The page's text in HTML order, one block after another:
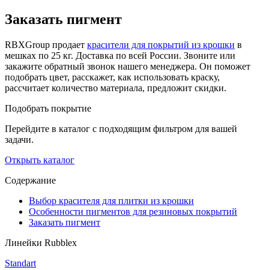
Заказать пигмент
RBXGroup продает красители для покрытий из крошки в
мешках по 25 кг. Доставка по всей России. Звоните или
закажите обратный звонок нашего менеджера. Он поможет
подобрать цвет, расскажет, как использовать краску,
рассчитает количество материала, предложит скидки.
Подобрать покрытие
Перейдите в каталог с подходящим фильтром для вашей
задачи.
Открыть каталог
Содержание
Выбор красителя для плитки из крошки
Особенности пигментов для резиновых покрытий
Заказать пигмент
Линейки Rubblex
Standart